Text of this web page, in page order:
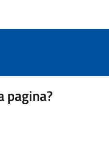
pagina?